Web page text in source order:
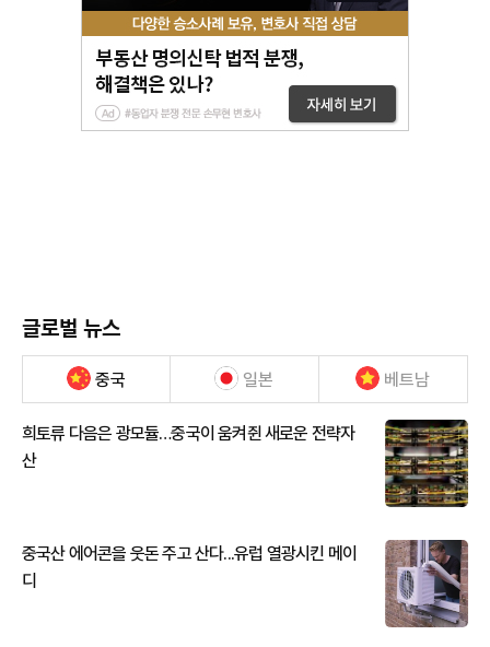
글로벌 뉴스
중국 일본 베트남
희토류 다음은 광모듈…중국이 움켜쥔 새로운 전략자
산
중국산 에어콘을 웃돈 주고 산다...유럽 열광시킨 메이
디